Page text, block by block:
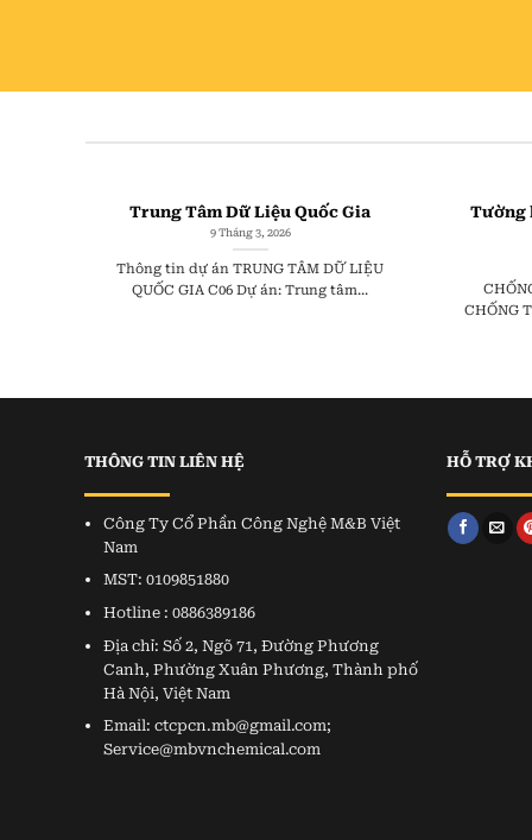
Trung Tâm Dữ Liệu Quốc Gia
9 Tháng 3, 2026
Thông tin dự án TRUNG TÂM DỮ LIỆU
QUỐC GIA C06 Dự án: Trung tâm...
Tường
CHỐNG
THÔNG TIN LIÊN HỆ
Công Ty Cổ Phần Công Nghệ M&B Việt
Nam
MST: 0109851880
Hotline : 0886389186
Địa chỉ: Số 2, Ngõ 71, Đường Phương
Canh, Phường Xuân Phương, Thành phố
Hà Nội, Việt Nam
Email: ctcpcn.mb@gmail.com;
Service@mbvnchemical.com
HỖ TRỢ